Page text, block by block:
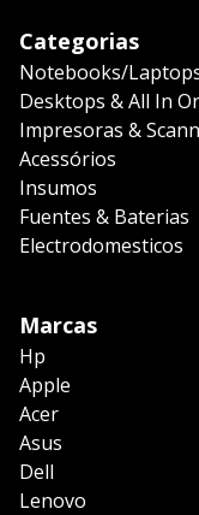
Categorias
Notebooks/
Desktops & All In
Impresoras &
Acessórios
Insumos
Fuentes & Baterias
Electrodomesticos
Marcas
Hp
Apple
Acer
Asus
Dell
Lenovo